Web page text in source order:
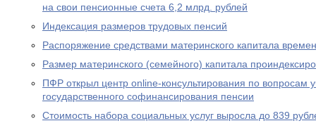
на свои пенсионные счета 6,2 млрд. рублей
Индексация размеров трудовых пенсий
Распоряжение средствами материнского капитала
Размер материнского (семейного) капитала
ПФР открыл центр online-консультирования по вопросам
государственного софинансирования пенсии
Стоимость набора социальных услуг выросла до 839